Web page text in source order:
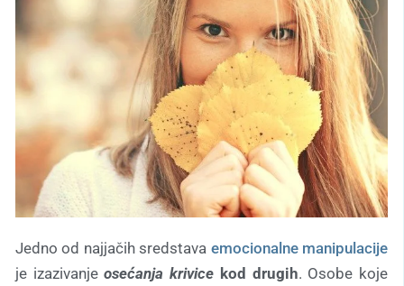
Jedno od najjačih sredstava emocionalne manipulacije
je izazivanjeosećanja krivice kod drugih. Osobe koje